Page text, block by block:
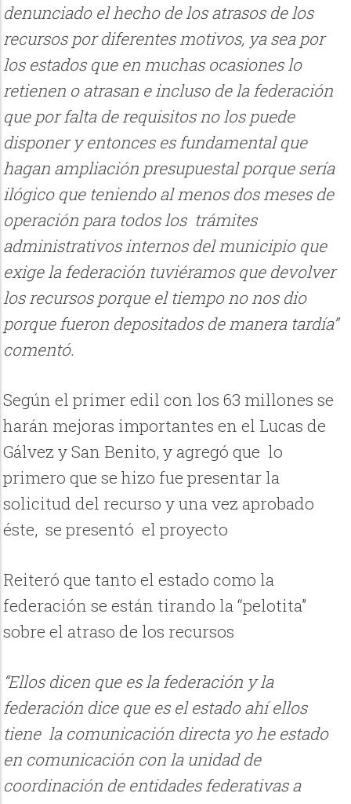
denunciado el hecho de los atrasos de los
recursos por diferentes motivos, ya sea por
los estados que en muchas ocasiones lo
retienen o atrasan e incluso de la federación
que por falta de requisitos no los puede
disponer y entonces es fundamental que
hagan ampliación presupuestal porque sería
ilógico que teniendo al menos dos meses de
operación para todos los trámites
administrativos internos del municipio que
exige la federación tuviéramos que devolver
los recursos porque el tiempo no nos dio
porque fueron depositados de manera tardía”
comentó.
Según el primer edil con los 63 millones se
harán mejoras importantes en el Lucas de
Gálvez y San Benito, y agregó que lo
primero que se hizo fue presentar la
solicitud del recurso y una vez aprobado
éste, se presentó el proyecto
Reiteró que tanto el estado como la
federación se están tirando la “pelotita”
sobre el atraso de los recursos
“Ellos dicen que es la federación y la
federación dice que es el estado ahí ellos
tiene la comunicación directa yo he estado
en comunicación con la unidad de
coordinación de entidades federativas a